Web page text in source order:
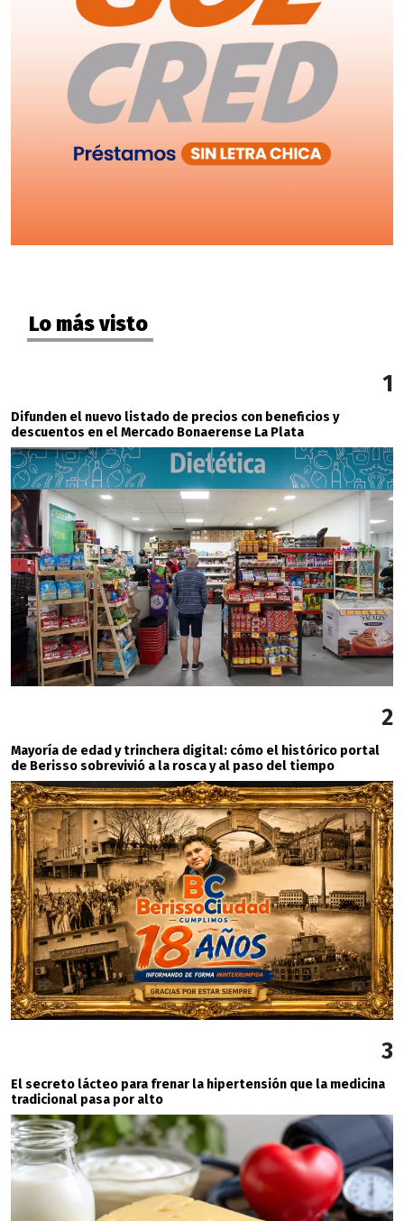
Lo más visto
1
Difunden el nuevo listado de precios con beneficios y
descuentos en el Mercado Bonaerense La Plata
2
Mayoría de edad y trinchera digital: cómo el histórico portal
de Berisso sobrevivió a la rosca y al paso del tiempo
3
El secreto lácteo para frenar la hipertensión que la medicina
tradicional pasa por alto